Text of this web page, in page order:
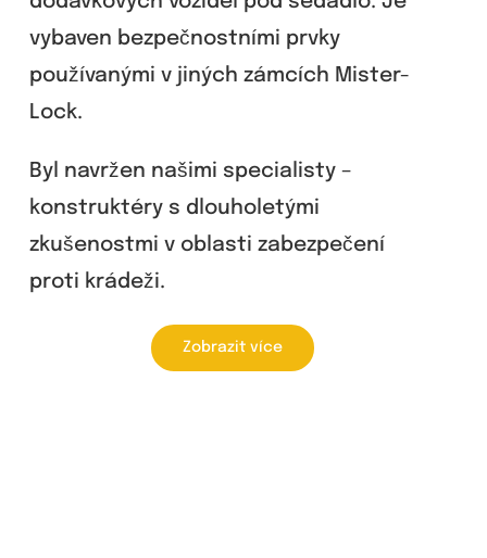
vybaven bezpečnostními prvky
používanými v jiných zámcích Mister-
Lock.
Byl navržen našimi specialisty –
konstruktéry s dlouholetými
zkušenostmi v oblasti zabezpečení
proti krádeži.
Zobrazit více